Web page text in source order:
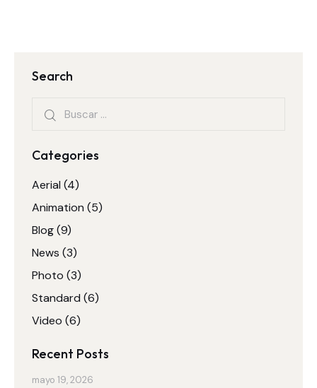
Search
Categories
Aerial (4)
Animation (5)
Blog(9)
News (3)
Photo (3)
Standard (6)
Video (6)
Recent Posts
mayo 19, 2026